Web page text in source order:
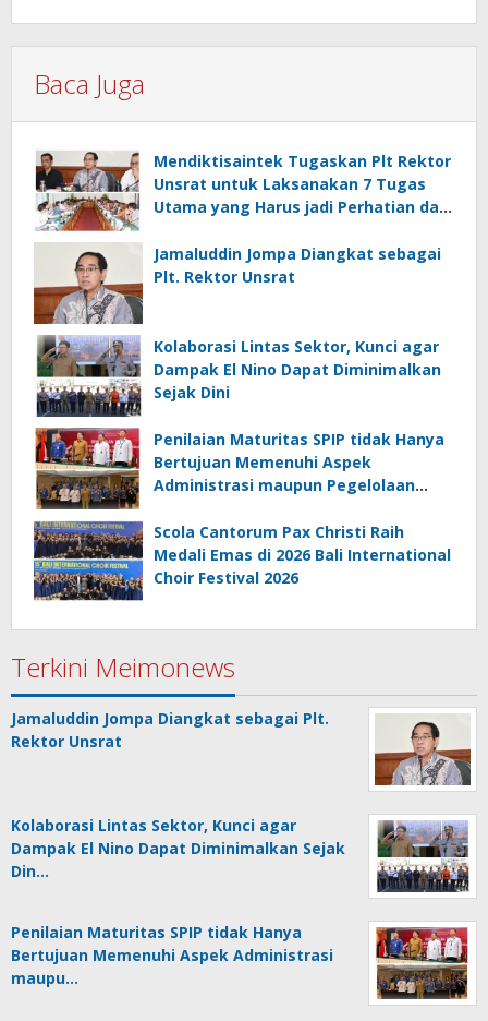
Baca Juga
Mendiktisaintek Tugaskan Plt Rektor
Unsrat untuk Laksanakan 7 Tugas
Utama yang Harus jadi Perhatian dan
Jamaluddin Jompa Diangkat sebagai
Plt. Rektor Unsrat
Kolaborasi Lintas Sektor, Kunci agar
Dampak El Nino Dapat Diminimalkan
Sejak Dini
Penilaian Maturitas SPIP tidak Hanya
Bertujuan Memenuhi Aspek
Administrasi maupun Pegelolaan
Scola Cantorum Pax Christi Raih
Medali Emas di 2026 Bali International
Choir Festival 2026
Terkini Meimonews
Jamaluddin Jompa Diangkat sebagai Plt.
Rektor Unsrat
Kolaborasi Lintas Sektor, Kunci agar
Dampak El Nino Dapat Diminimalkan Sejak
Din…
Penilaian Maturitas SPIP tidak Hanya
Bertujuan Memenuhi Aspek Administrasi
maupu…